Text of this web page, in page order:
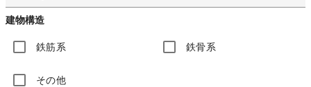
建物構造
鉄筋系 鉄骨系
その他